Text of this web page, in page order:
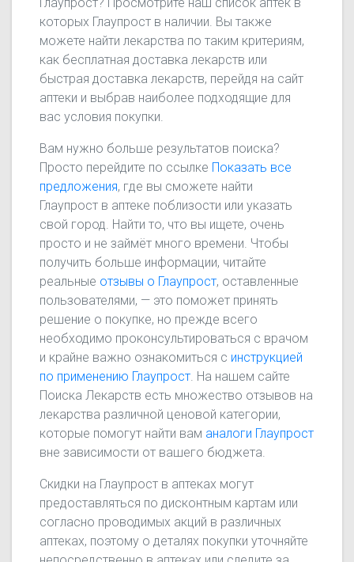
которых Глаупрост в наличии. Вы также
можете найти лекарства по таким критериям,
как бесплатная доставка лекарств или
быстрая доставка лекарств, перейдя на сайт
аптеки и выбрав наиболее подходящие для
вас условия покупки.
Вам нужно больше результатов поиска?
Просто перейдите по ссылке Показать все
предложения, где вы сможете найти
Глаупрост в аптеке поблизости или указать
свой город. Найти то, что вы ищете, очень
просто и не займёт много времени. Чтобы
получить больше информации, читайте
реальные отзывы о Глаупрост, оставленные
пользователями, — это поможет принять
решение о покупке, но прежде всего
необходимо проконсультироваться с врачом
и крайне важно ознакомиться с инструкцией
по применению Глаупрост . На нашем сайте
Поиска Лекарств есть множество отзывов на
лекарства различной ценовой категории,
которые помогут найти вам аналоги Глаупрост
вне зависимости от вашего бюджета.
Скидки на Глаупрост в аптеках могут
предоставляться по дисконтным картам или
согласно проводимых акций в различных
аптеках, поэтому о деталях покупки уточняйте